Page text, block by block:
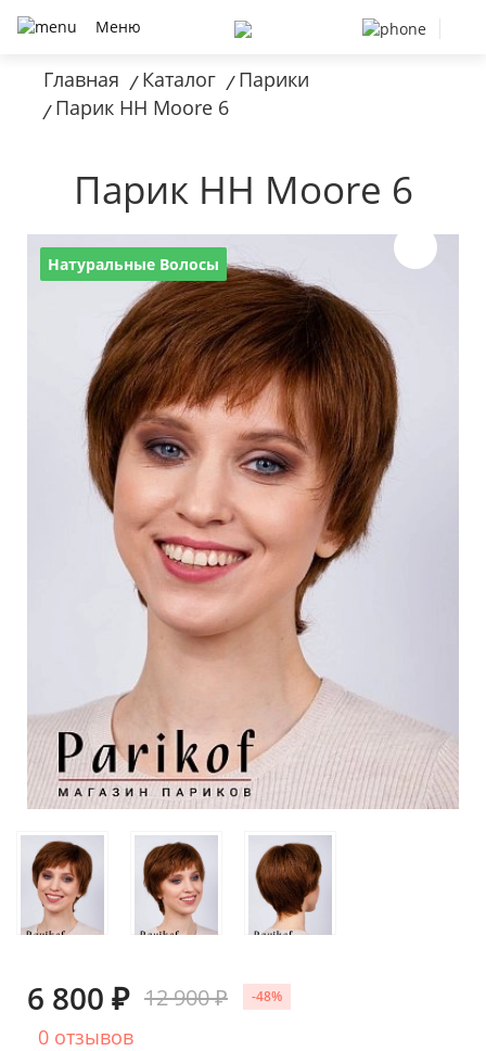
Меню
Главная / Каталог / Парики
/ Парик HH Moore 6
Парик HH Moore 6
Натуральные Волосы
6 800 ₽ 12 900 ₽ -48%
0 отзывов